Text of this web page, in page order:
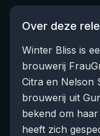
Over deze
Winter Bliss is
brouwerij
Citra en Nelson
brouwerij uit
bekend om
heeft zich